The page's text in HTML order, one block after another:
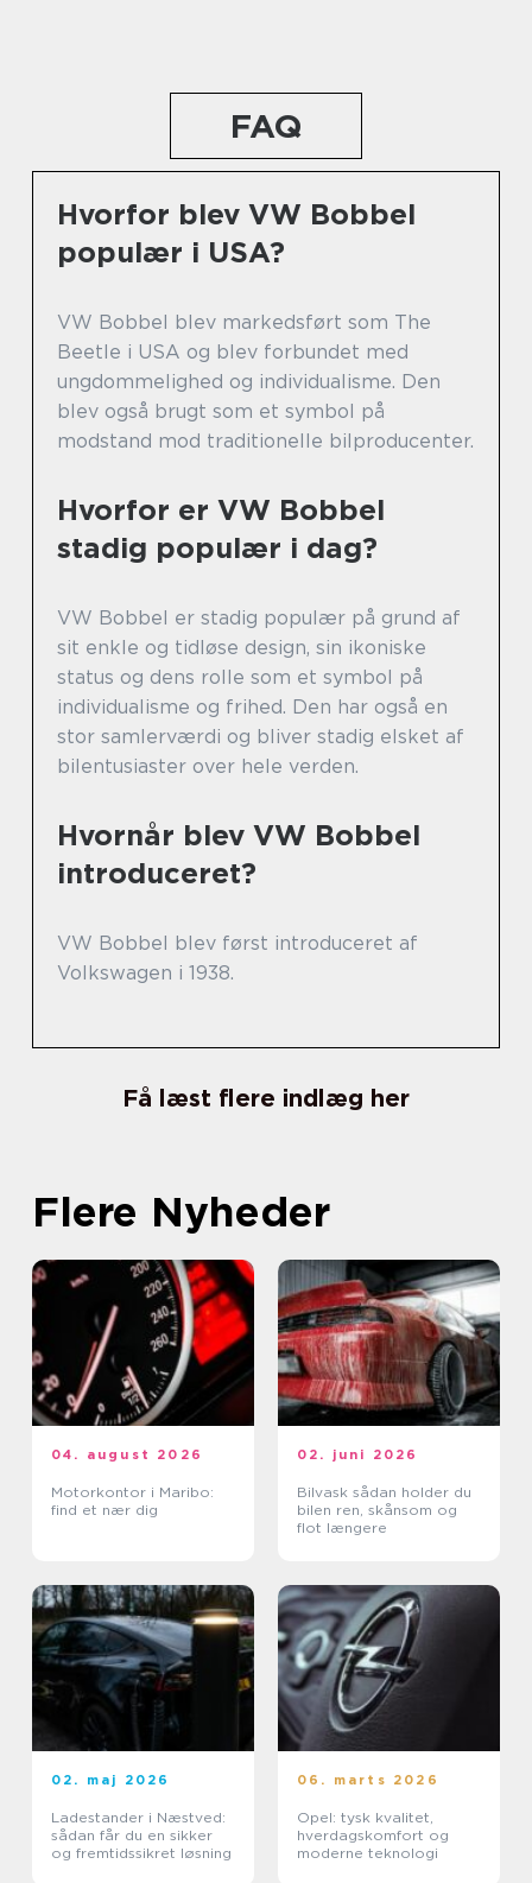
FAQ
Hvorfor blev VW Bobbel
populær i USA?
VW Bobbel blev markedsført som The
Beetle i USA og blev forbundet med
ungdommelighed og individualisme. Den
blev også brugt som et symbol på
modstand mod traditionelle bilproducenter.
Hvorfor er VW Bobbel
stadig populær i dag?
VW Bobbel er stadig populær på grund af
sit enkle og tidløse design, sin ikoniske
status og dens rolle som et symbol på
individualisme og frihed. Den har også en
stor samlerværdi og bliver stadig elsket af
bilentusiaster over hele verden.
Hvornår blev VW Bobbel
introduceret?
VW Bobbel blev først introduceret af
Volkswagen i 1938.
Få læst flere indlæg her
Flere Nyheder
04. august 2026
Motorkontor i Maribo:
find et nær dig
02. juni 2026
Bilvask sådan holder du
bilen ren, skånsom og
flot længere
02. maj 2026
Ladestander i Næstved:
sådan får du en sikker
og fremtidssikret løsning
06. marts 2026
Opel: tysk kvalitet,
hverdagskomfort og
moderne teknologi